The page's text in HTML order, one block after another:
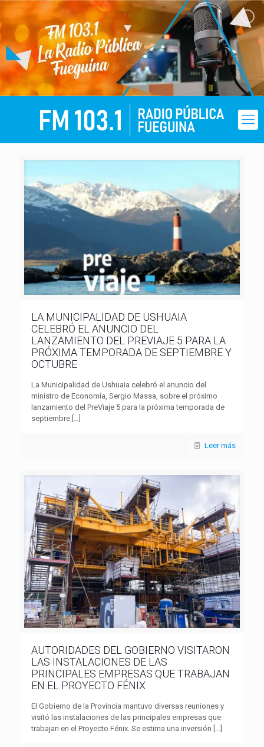
LA MUNICIPALIDAD DE USHUAIA
CELEBRÓ EL ANUNCIO DEL
LANZAMIENTO DEL PREVIAJE 5 PARA LA
PRÓXIMA TEMPORADA DE SEPTIEMBRE Y
OCTUBRE
La Municipalidad de Ushuaia celebró el anuncio del
ministro de Economía, Sergio Massa, sobre el próximo
lanzamiento del PreViaje 5 para la próxima temporada de
septiembre
Leer más
AUTORIDADES DEL GOBIERNO VISITARON
LAS INSTALACIONES DE LAS
PRINCIPALES EMPRESAS QUE TRABAJAN
EN EL PROYECTO FÉNIX
El Gobierno de la Provincia mantuvo diversas reuniones y
visitó las instalaciones de las principales empresas que
trabajan en el Proyecto Fénix. Se estima una inversión […]